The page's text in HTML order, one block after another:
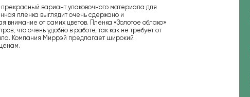
вариант упаковочного материала для
пленка выглядит очень сдержано и
внимание от самих цветов. Пленка «Золотое облако»
что очень удобно в работе, так как не требует от
Компания Миррэй предлагает широкий